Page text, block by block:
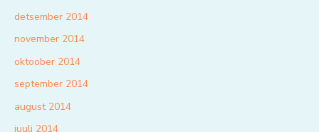
detsember 2014
november 2014
oktoober 2014
september 2014
august 2014
juuli 2014